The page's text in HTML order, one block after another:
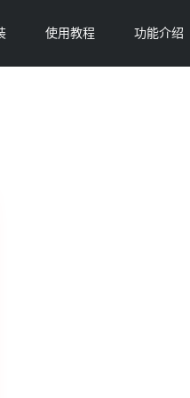
使用教程 功能介绍